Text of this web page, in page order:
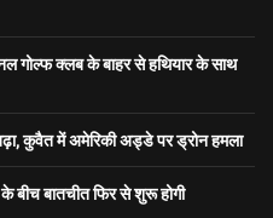
गोल्फ क्लब के बाहर से हथियार के साथ
कुवैत में अमेरिकी अड्डे पर ड्रोन हमला
बीच बातचीत फिर से शुरू होगी